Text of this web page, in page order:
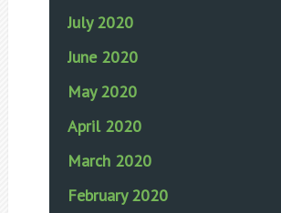
July 2020
June 2020
May 2020
April 2020
March 2020
February 2020